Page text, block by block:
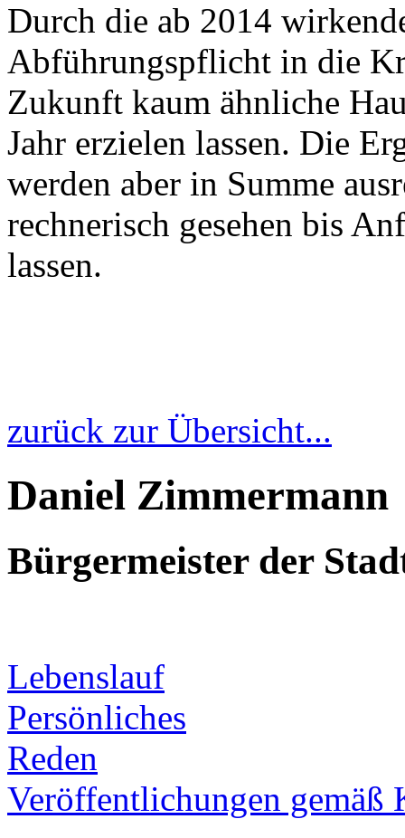
Durch die ab 2014
Abführungspflicht in die
Zukunft kaum ähnliche
Jahr erzielen lassen. Die
werden aber in Summe
rechnerisch gesehen bis
lassen.
zurück zur Übersicht...
Daniel Zimmermann
Bürgermeister der
Lebenslauf
Persönliches
Reden
Veröffentlichungen gemäß